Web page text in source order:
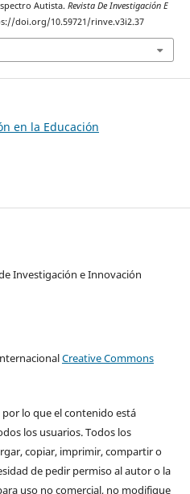
Autista. Revista De Investigación E
doi.org/10.59721/rinve.v3i2.37
en la Educación
Investigación e Innovación
Creative Commons
por lo que el contenido está
los usuarios. Todos los
copiar, imprimir, compartir o
de pedir permiso al autor o la
uso no comercial, no modifique